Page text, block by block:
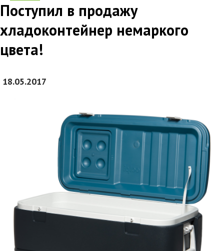
Поступил в продажу
хладоконтейнер немаркого
цвета!
18.05.2017